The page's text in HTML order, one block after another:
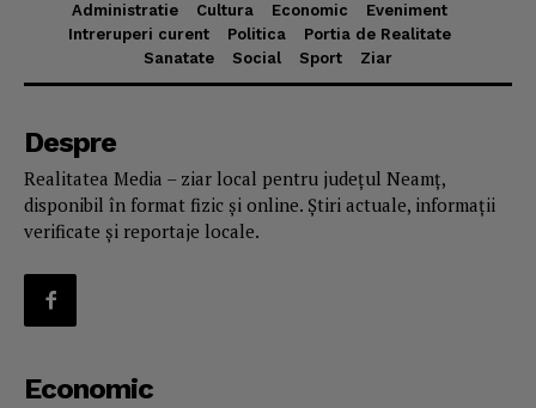
Administratie Cultura Economic
Eveniment
Intreruperi curent
Politica
Portia de Realitate
Sanatate
Social Sport Ziar
Despre
Realitatea Media – ziar local pentru județul Neamț,
disponibil în format fizic și online. Știri actuale, informații
verificate și reportaje locale.
Economic